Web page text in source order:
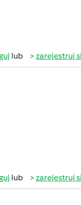
lub zarejestruj
lub zarejestruj